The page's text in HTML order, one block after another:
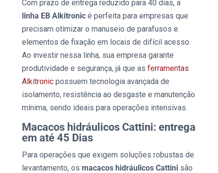
Com prazo de entrega reduzido para 40 dias, a
linha EB Alkitronicé perfeita para empresas que
precisam otimizar o manuseio de parafusos e
elementos de fixação em locais de difícil acesso.
Ao investir nessa linha, sua empresa garante
produtividade e segurança, já que as ferramentas
Alkitronicpossuem tecnologia avançada de
isolamento, resistência ao desgaste e manutenção
mínima, sendo ideais para operações intensivas.
Macacos hidráulicos Cattini: entrega
em até 45 Dias
Para operações que exigem soluções robustas de
levantamento, os macacos hidráulicos Cattinisão